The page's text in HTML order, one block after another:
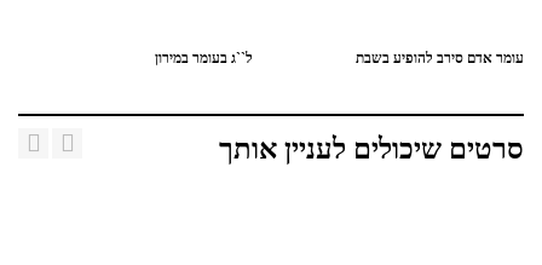
עומר אדם סירב להופיע בשבת ל``ג בעומר במירון
סרטים שיכולים לעניין אותך